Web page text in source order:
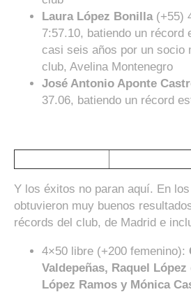
Laura López Bonilla(+55)
7:57.10, batiendo un récord
casi seis años por un socio
club, Avelina Montenegro
José Antonio Aponte
37.06, batiendo un récord
Y los éxitos no paran aquí. En
obtuvieron muy buenos
récords del club, de Madrid e
4×50 libre (+200 femenino):
Valdepeñas, Raquel
López Ramos y Mónica